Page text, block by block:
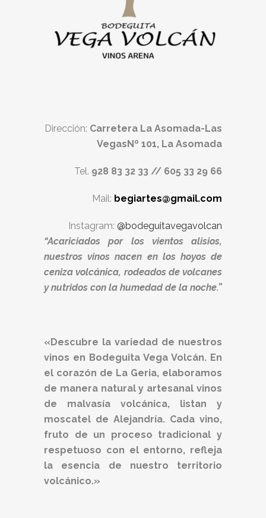
Dirección: Carretera La Asomada-Las
VegasNº 101, La Asomada
Tel. 928 83 32 33 // 605 33 29 66
Mail: begiartes@gmail.com
Instagram: @bodeguitavegavolcan
“Acariciados por los vientos alisios,
nuestros vinos nacen en los hoyos de
ceniza volcánica, rodeados de volcanes
y nutridos con la humedad de la noche.”
«Descubre la variedad de nuestros
vinos en Bodeguita Vega Volcán. En
el corazón de La Geria, elaboramos
de manera natural y artesanal vinos
de malvasía volcánica, listan y
moscatel de Alejandría. Cada vino,
fruto de un proceso tradicional y
respetuoso con el entorno, refleja
la esencia de nuestro territorio
volcánico.»